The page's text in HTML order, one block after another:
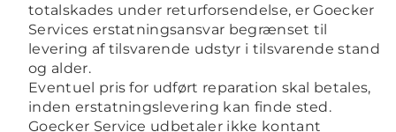
totalskades under returforsendelse, er Goecker
Services erstatningsansvar begrænset til
levering af tilsvarende udstyr i tilsvarende stand
og alder.
Eventuel pris for udført reparation skal betales,
inden erstatningslevering kan finde sted.
Goecker Service udbetaler ikke kontant